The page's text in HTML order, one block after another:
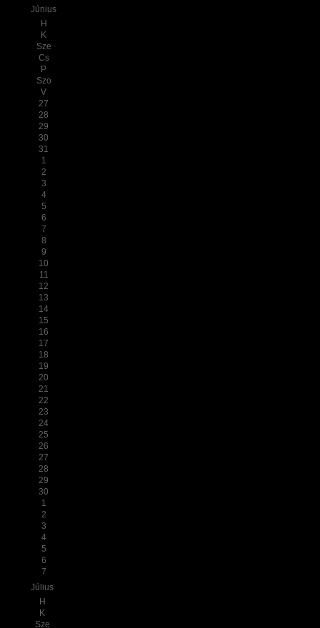
Június
H
K
Sze
Cs
P
Szo
V
27
28
29
30
31
1
2
3
4
5
6
7
8
9
10
11
12
13
14
15
16
17
18
19
20
21
22
23
24
25
26
27
28
29
30
1
2
3
4
5
6
7
Július
H
K
Sze